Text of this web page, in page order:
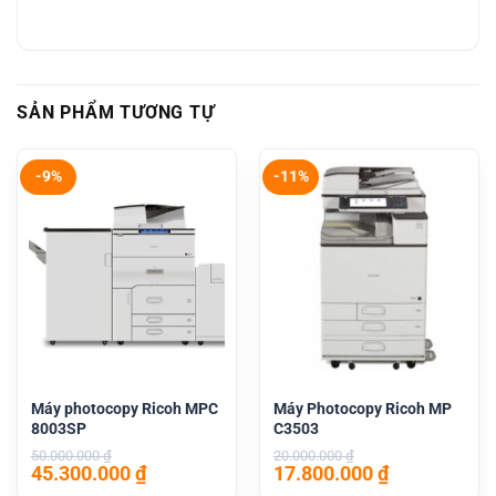
SẢN PHẨM TƯƠNG TỰ
-9%
Máy photocopy Ricoh MPC
8003SP
50.000.000₫
Giá
45.300.000₫Giá
-11%
Máy Photocopy Ricoh MP
C3503
20.000.000₫
Giá
17.800.000₫Giá